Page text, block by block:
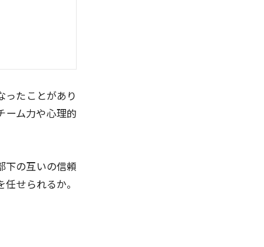
ったことがあり
ーム力や心理的
下の互いの信頼
せられるか。